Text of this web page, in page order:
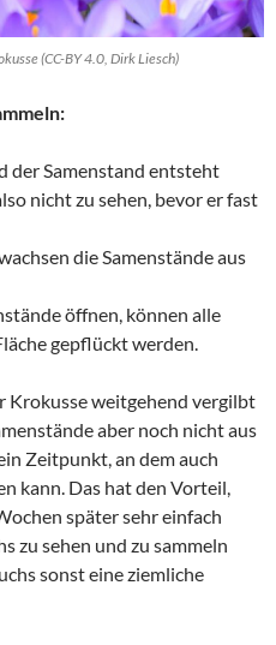
(CC-BY 4.0, Dirk Liesch)
der Samenstand entsteht
nicht zu sehen, bevor er fast
die Samenstände aus
öffnen, können alle
gepflückt werden.
Krokusse weitgehend vergilbt
aber noch nicht aus
Zeitpunkt, an dem auch
kann. Das hat den Vorteil,
später sehr einfach
zu sehen und zu sammeln
sonst eine ziemliche